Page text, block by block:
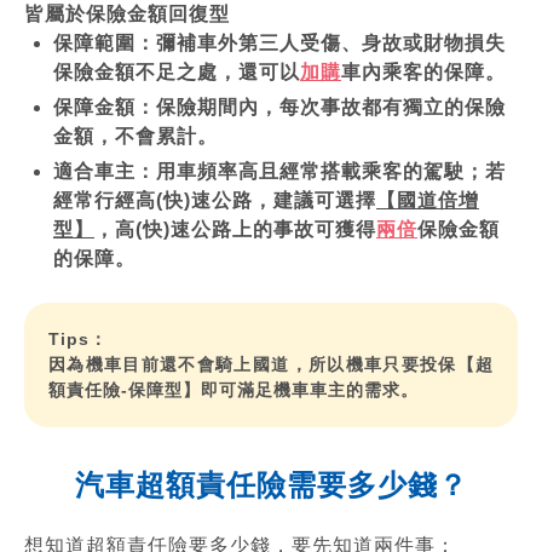
皆屬於保險金額回復型
保障範圍：彌補車外第三人受傷、身故或財物損失
保險金額不足之處，還可以加購車內乘客的保障。
保障金額：保險期間內，每次事故都有獨立的保險
金額，不會累計。
適合車主：用車頻率高且經常搭載乘客的駕駛；若
經常行經高(快)速公路，建議可選擇 【國道倍增
型】
，高(快)速公路上的事故可獲得兩倍保險金額
的保障。
Tips：
因為機車目前還不會騎上國道，所以機車只要投保【超
額責任險-保障型】即可滿足機車車主的需求。
汽車超額責任險需要多少錢？
想知道超額責任險要多少錢，要先知道兩件事：